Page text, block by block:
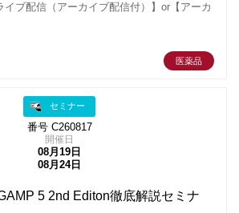
イブ配信（アーカイブ配信付）】or【アーカ
医薬品
セミナー
番号 C260817
開催日
08月19日
08月24日
5 2nd Editon徹底解説セミナ